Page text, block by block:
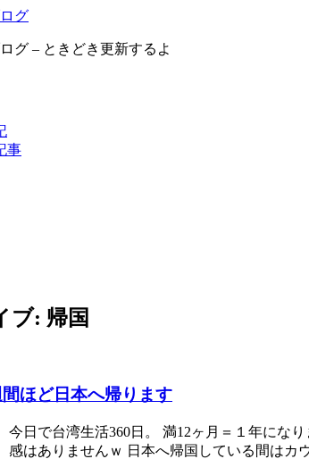
グ
グ – ときどき更新するよ
事
ブ: 帰国
ほど日本へ帰ります
今日で台湾生活360日。 満12ヶ月＝１年にな
感はありませんｗ 日本へ帰国している間はカ